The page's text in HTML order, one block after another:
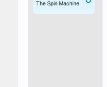
The Spin Machine